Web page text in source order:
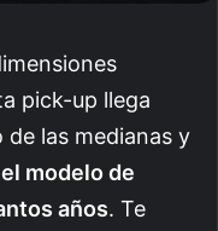
pick-up llega
las medianas y
modelo de
años. Te